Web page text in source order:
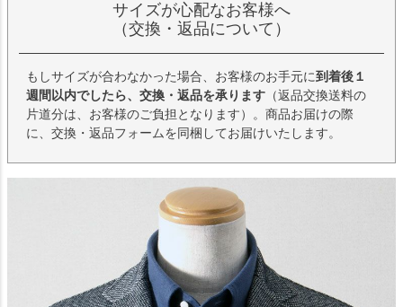
サイズが心配なお客様へ
（交換・返品について）
もしサイズが合わなかった場合、お客様のお手元に到着後１
週間以内でしたら、交換・返品を承ります （返品交換送料の
片道分は、お客様のご負担となります）。商品お届けの際
に、交換・返品フォームを同梱してお届けいたします。